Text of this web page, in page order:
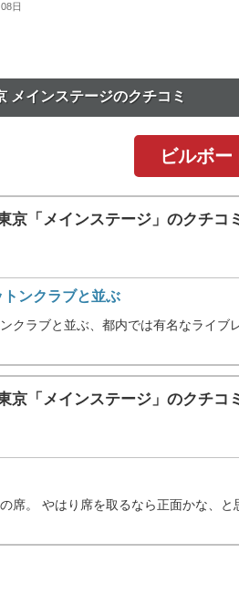
日
メインステージのクチコミ
ビルボ
京「メインステージ」のクチコ
ンクラブと並ぶ
クラブと並ぶ、都内では有名なライブ
京「メインステージ」のクチコ
席。 やはり席を取るなら正面かな、